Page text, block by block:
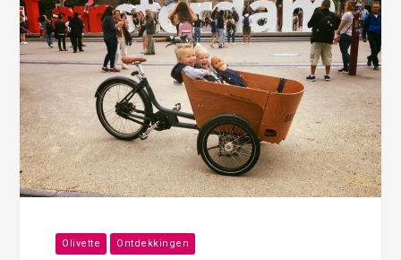
Olivette Ontdekkingen